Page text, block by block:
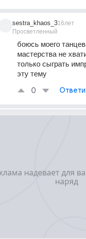
sestra_khaos_3
Просветленный
16лет
боюсь моего
мастерства не
только сыграть
эту тему
0